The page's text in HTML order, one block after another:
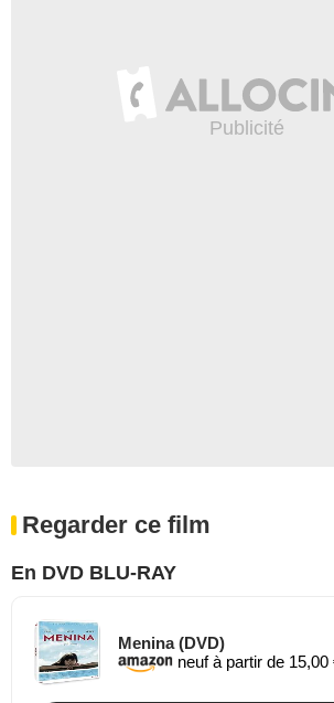
Regarder ce film
En DVD BLU-RAY
Menina (DVD)
neuf à partir de 15,00